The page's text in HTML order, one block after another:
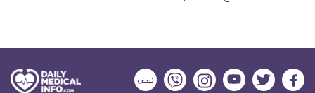
ديلي
ديلي
ديلي
ديلي
ديلي
ديلي